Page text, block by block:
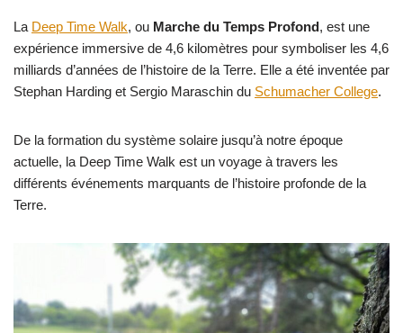
La Deep Time Walk, ou Marche du Temps Profond, est une
expérience immersive de 4,6 kilomètres pour symboliser les 4,6
milliards d’années de l’histoire de la Terre. Elle a été inventée par
Stephan Harding et Sergio Maraschin du Schumacher College.
De la formation du système solaire jusqu’à notre époque
actuelle, la Deep Time Walk est un voyage à travers les
différents événements marquants de l’histoire profonde de la
Terre.